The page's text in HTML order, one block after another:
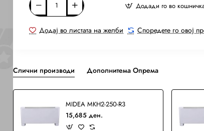
Додади го во
Додај во листата на желби Споредете го овој
Слични производи Дополнитема Опрема
MIDEA MKH2-250-R3
15,685 ден.